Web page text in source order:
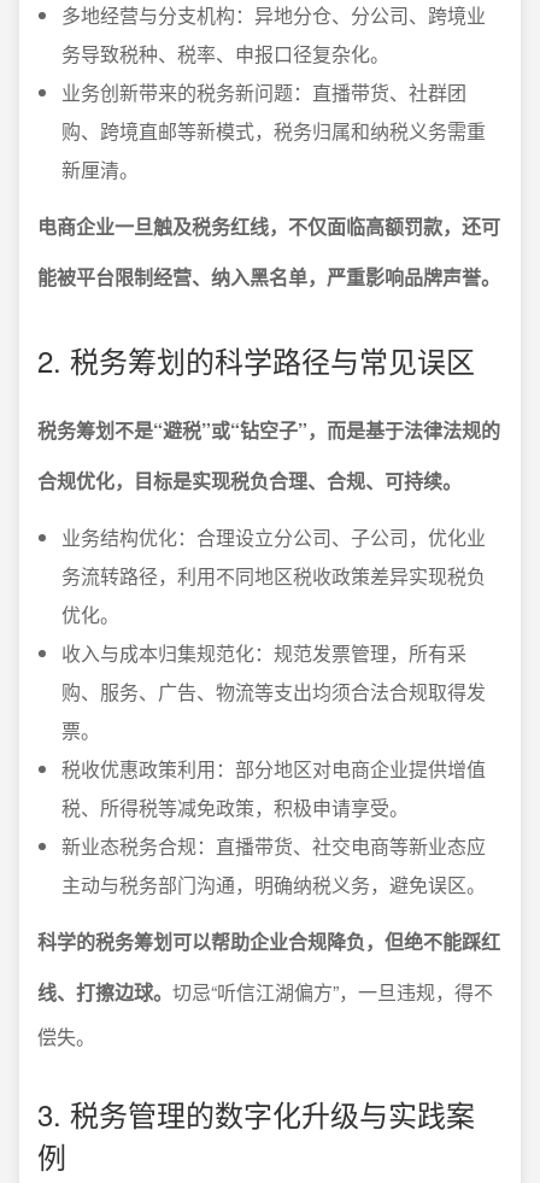
多地经营与分支机构：异地分仓、分公司、跨境业
务导致税种、税率、申报口径复杂化。
业务创新带来的税务新问题：直播带货、社群团
购、跨境直邮等新模式，税务归属和纳税义务需重
新厘清。
电商企业一旦触及税务红线，不仅面临高额罚款，还可
能被平台限制经营、纳入黑名单，严重影响品牌声誉。
2. 税务筹划的科学路径与常见误区
税务筹划不是“避税”或“钻空子”，而是基于法律法规的
合规优化，目标是实现税负合理、合规、可持续。
业务结构优化：合理设立分公司、子公司，优化业
务流转路径，利用不同地区税收政策差异实现税负
优化。
收入与成本归集规范化：规范发票管理，所有采
购、服务、广告、物流等支出均须合法合规取得发
票。
税收优惠政策利用：部分地区对电商企业提供增值
税、所得税等减免政策，积极申请享受。
新业态税务合规：直播带货、社交电商等新业态应
主动与税务部门沟通，明确纳税义务，避免误区。
科学的税务筹划可以帮助企业合规降负，但绝不能踩红
线、打擦边球。 切忌“听信江湖偏方”，一旦违规，得不
偿失。
3. 税务管理的数字化升级与实践案
例